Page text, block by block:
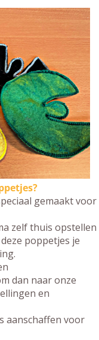
gemaakt voor
zelf thuis opstellen
poppetjes je
dan naar onze
en
aanschaffen voor